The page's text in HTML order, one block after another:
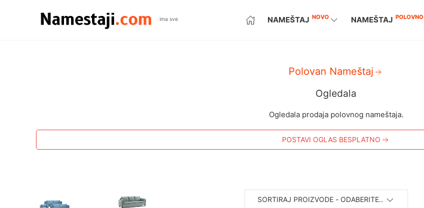
ima sve NAMEŠTAJ NOVO NAMEŠTAJ POLOVNO
Polovan Nameštaj
Ogledala
Ogledala prodaja polovnog nameštaja.
POSTAVI OGLAS BESPLATNO
SORTIRAJ PROIZVODE - ODABERITE..